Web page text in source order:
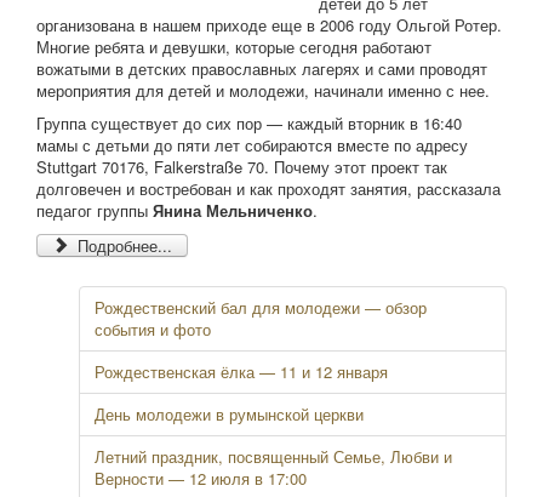
организована в нашем приходе еще в 2006 году Ольгой Ротер.
Многие ребята и девушки, которые сегодня работают
вожатыми в детских православных лагерях и сами проводят
мероприятия для детей и молодежи, начинали именно с нее.
Группа существует до сих пор — каждый вторник в 16:40
мамы с детьми до пяти лет собираются вместе по адресу
Stuttgart 70176, Falkerstraße 70. Почему этот проект так
долговечен и востребован и как проходят занятия, рассказала
педагог группы Янина Мельниченко.
Подробнее...
Рождественский бал для молодежи — обзор
события и фото
Рождественская ёлка — 11 и 12 января
День молодежи в румынской церкви
Летний праздник, посвященный Семье, Любви и
Верности — 12 июля в 17:00